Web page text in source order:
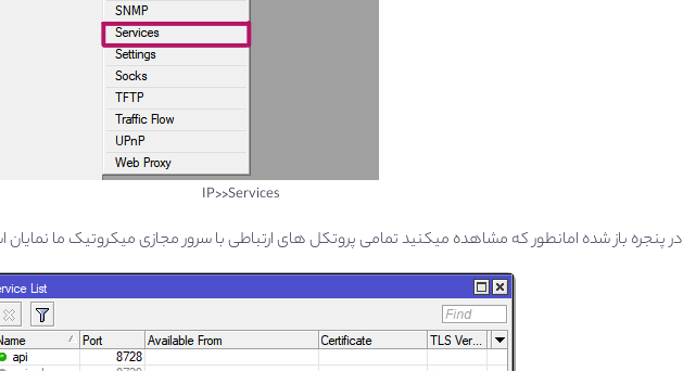
IP>>Services
در پنجره باز شده امانطور که مشاهده میکنید تمامی پروتکل های ارتباطی با سرور مجازی میکروتیک ما نمایان